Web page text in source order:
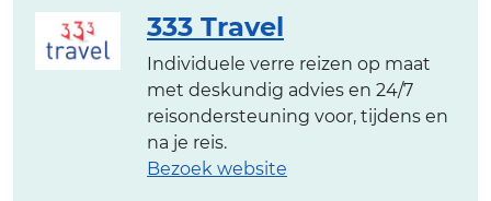
333 Travel
Individuele verre reizen op maat
met deskundig advies en 24/7
reisondersteuning voor, tijdens en
na je reis.
Bezoek website